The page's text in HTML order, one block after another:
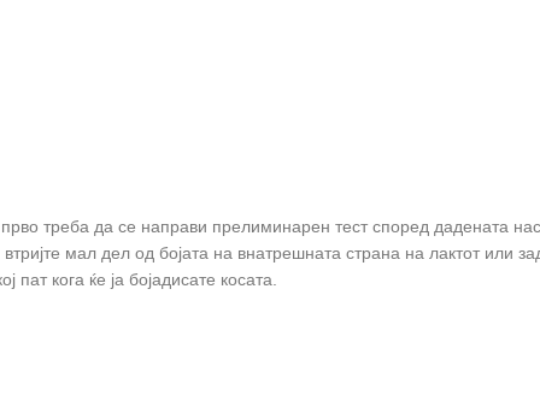
треба да се направи прелиминарен тест според дадената
мал дел од бојата на внатрешната страна на лактот или
кога ќе ја бојадисате косата.